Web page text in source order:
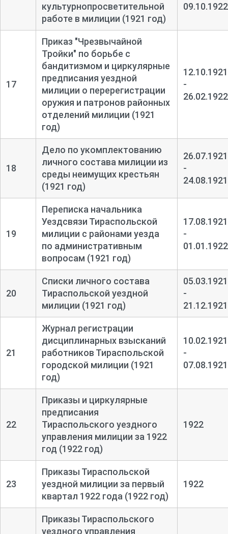
культурнопросветительной
работе в милиции (1921 год)
09.10.1922
17
Приказ "Чрезвычайной
Тройки" по борьбе с
бандитизмом и циркулярные
предписания уездной
милиции о перерегистрации
оружия и патронов районных
отделений милиции (1921
год)
12.10.1921
-
26.02.1922
18
Дело по укомплектованию
личного состава милиции из
среды неимущих крестьян
(1921 год)
26.07.1921
-
24.08.1921
19
Переписка начальника
Уездсвязи Тираспольской
милиции с районами уезда
по административным
вопросам (1921 год)
17.08.1921
-
01.01.1922
20
Списки личного состава
Тираспольской уездной
милиции (1921 год)
05.03.1921
-
21.12.1921
21
Журнал регистрации
дисциплинарных взысканий
работников Тираспольской
городской милиции (1921
год)
10.02.1921
-
07.08.1921
22
Приказы и циркулярные
предписания
Тираспольского уездного
управления милиции за 1922
год (1922 год)
1922
23
Приказы Тираспольской
уездной милиции за первый
квартал 1922 года (1922 год)
1922
Приказы Тираспольского
уездного управления